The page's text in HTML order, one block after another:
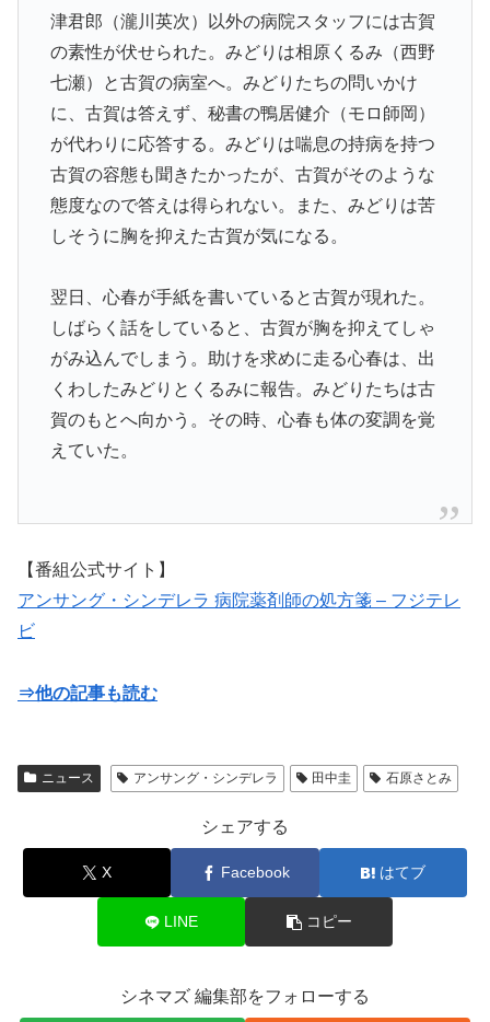
津君郎（瀧川英次）以外の病院スタッフには古賀
の素性が伏せられた。みどりは相原くるみ（西野
七瀬）と古賀の病室へ。みどりたちの問いかけ
に、古賀は答えず、秘書の鴨居健介（モロ師岡）
が代わりに応答する。みどりは喘息の持病を持つ
古賀の容態も聞きたかったが、古賀がそのような
態度なので答えは得られない。また、みどりは苦
しそうに胸を抑えた古賀が気になる。
翌日、心春が手紙を書いていると古賀が現れた。
しばらく話をしていると、古賀が胸を抑えてしゃ
がみ込んでしまう。助けを求めに走る心春は、出
くわしたみどりとくるみに報告。みどりたちは古
賀のもとへ向かう。その時、心春も体の変調を覚
えていた。
【番組公式サイト】
アンサング・シンデレラ 病院薬剤師の処方箋 – フジテレ
ビ
⇒他の記事も読む
ニュース アンサング・シンデレラ 田中圭 石原さとみ
シェアする
X Facebook はてブ
LINE コピー
シネマズ 編集部をフォローする